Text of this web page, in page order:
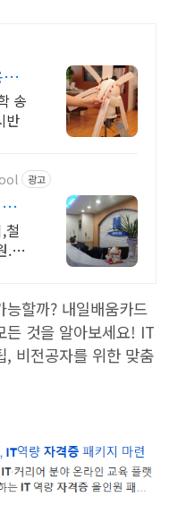
송
반
광고
철
.원
할까? 내일배움카드
든 것을 알아보세요! IT
, 비전공자를 위한 맞춤